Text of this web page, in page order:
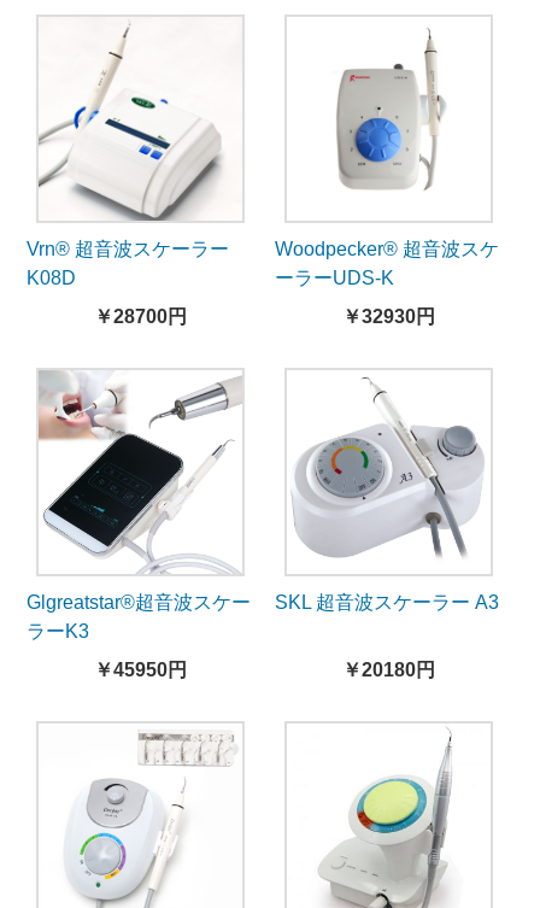
Vrn® 超音波スケーラー
K08D
￥28700円
Woodpecker® 超音波スケ
ーラーUDS-K
￥32930円
Glgreatstar®超音波スケー
ラーK3
￥45950円
SKL 超音波スケーラー A3
￥20180円